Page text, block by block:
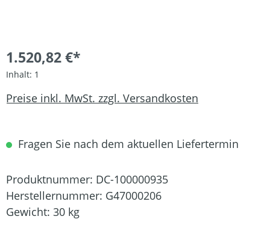
1.520,82 €*
Inhalt: 1
Preise inkl. MwSt. zzgl. Versandkosten
Fragen Sie nach dem aktuellen Liefertermin
Produktnummer: DC-100000935
Herstellernummer: G47000206
Gewicht: 30 kg